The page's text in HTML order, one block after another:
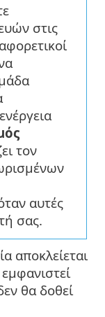
στις
τον
αυτές
σας.
αποκλείεται
θα δοθεί